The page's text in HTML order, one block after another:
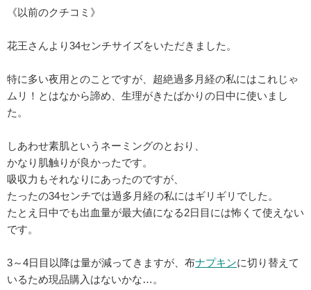
《以前のクチコミ》
花王さんより34センチサイズをいただきました。
特に多い夜用とのことですが、超絶過多月経の私にはこれじゃ
ムリ！とはなから諦め、生理がきたばかりの日中に使いまし
た。
しあわせ素肌というネーミングのとおり、
かなり肌触りが良かったです。
吸収力もそれなりにあったのですが、
たったの34センチでは過多月経の私にはギリギリでした。
たとえ日中でも出血量が最大値になる2日目には怖くて使えない
です。
3～4日目以降は量が減ってきますが、布ナプキンに切り替えて
いるため現品購入はないかな…。